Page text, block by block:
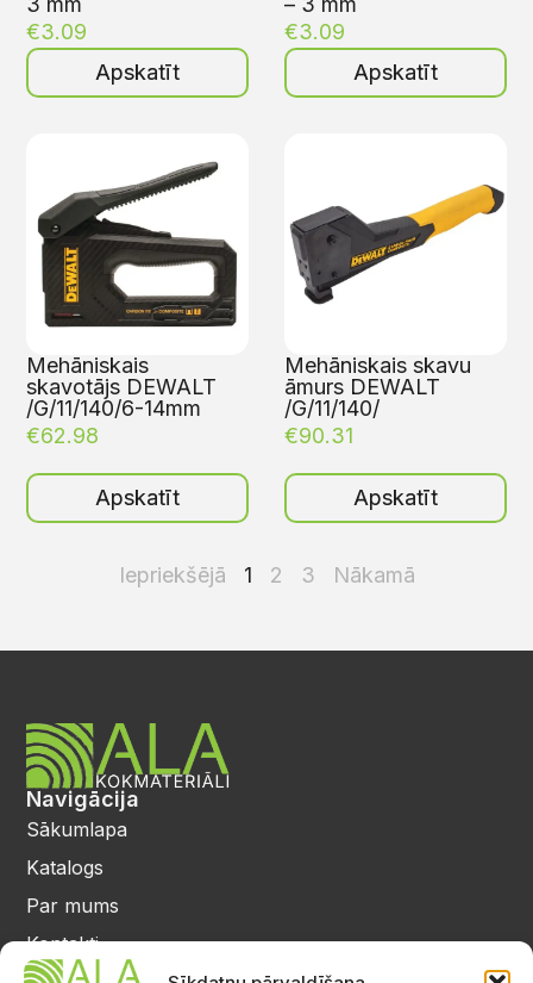
€3.09
Apskatīt
€3.09
Apskatīt
Mehāniskais
skavotājs DEWALT
/G/11/140/6-14mm
€62.98
Apskatīt
Mehāniskais skavu
āmurs DEWALT
/G/11/140/
€90.31
Apskatīt
Iepriekšējā 1 2 3 Nākamā
Navigācija
Sākumlapa
Katalogs
Par mums
Kontakti